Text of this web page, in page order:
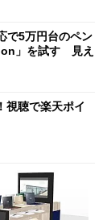
で5万円台のペン
」を試す 見え
視聴で楽天ポイ